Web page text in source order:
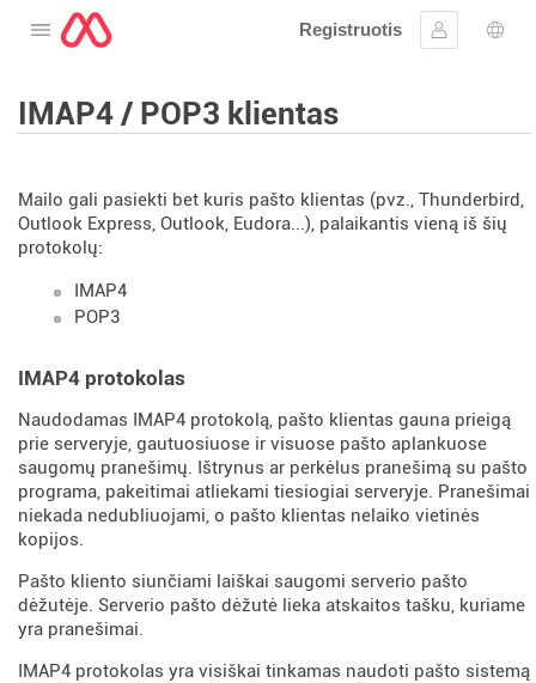
Atidarykite meniu
Registruotis
Prisijungti
IMAP4 / POP3 klientas
Mailo gali pasiekti bet kuris pašto klientas (pvz., Thunderbird,
Outlook Express, Outlook, Eudora...), palaikantis vieną iš šių
protokolų:
IMAP4
POP3
IMAP4 protokolas
Naudodamas IMAP4 protokolą, pašto klientas gauna prieigą
prie serveryje, gautuosiuose ir visuose pašto aplankuose
saugomų pranešimų. Ištrynus ar perkėlus pranešimą su pašto
programa, pakeitimai atliekami tiesiogiai serveryje. Pranešimai
niekada nedubliuojami, o pašto klientas nelaiko vietinės
kopijos.
Pašto kliento siunčiami laiškai saugomi serverio pašto
dėžutėje. Serverio pašto dėžutė lieka atskaitos tašku, kuriame
yra pranešimai.
IMAP4 protokolas yra visiškai tinkamas naudoti pašto sistemą